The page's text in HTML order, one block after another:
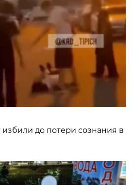
избили до потери сознания в